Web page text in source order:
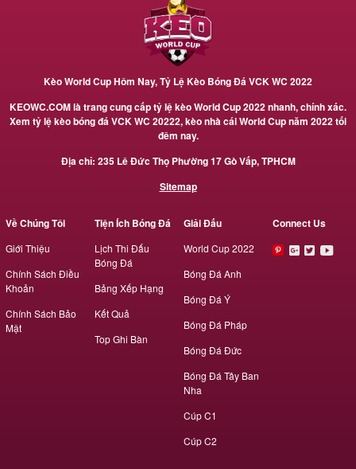
Kèo World Cup Hôm Nay, Tỷ Lệ Kèo Bóng Đá VCK WC 2022
KEOWC.COM là trang cung cấp tỷ lệ kèo World Cup 2022 nhanh, chính xác.
Xem tỷ lệ kèo bóng đá VCK WC 20222, kèo nhà cái World Cup năm 2022 tối
đêm nay.
Địa chỉ: 235 Lê Đức Thọ Phường 17 Gò Vấp, TPHCM
Sitemap
Về Chúng Tôi
Giới Thiệu
Chính Sách Điều
Khoản
Chính Sách Bảo
Mật
Tiện Ích Bóng Đá
Lịch Thi Đấu
Bóng Đá
Bảng Xếp Hạng
Kết Quả
Top Ghi Bàn
Giải Đấu
World Cup 2022
Bóng Đá Anh
Bóng Đá Ý
Bóng Đá Pháp
Bóng Đá Đức
Bóng Đá Tây Ban
Nha
Cúp C1
Cúp C2
Connect Us